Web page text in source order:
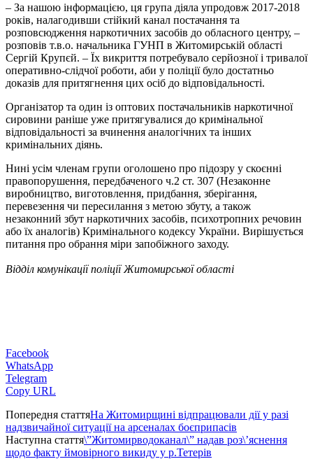
– За нашою інформацією, ця група діяла упродовж 2017-2018
років, налагодивши стійкий канал постачання та
розповсюдження наркотичних засобів до обласного центру, –
розповів т.в.о. начальника ГУНП в Житомирській області
Сергій Крупєй. – Їх викриття потребувало серйозної і тривалої
оперативно-слідчої роботи, аби у поліції було достатньо
доказів для притягнення цих осіб до відповідальності.
Організатор та один із оптових постачальників наркотичної
сировини раніше уже притягувалися до кримінальної
відповідальності за вчинення аналогічних та інших
кримінальних діянь.
Нині усім членам групи оголошено про підозру у скоєнні
правопорушення, передбаченого ч.2 ст. 307 (Незаконне
виробництво, виготовлення, придбання, зберігання,
перевезення чи пересилання з метою збуту, а також
незаконний збут наркотичних засобів, психотропних речовин
або їх аналогів) Кримінального кодексу України. Вирішується
питання про обрання міри запобіжного заходу.
Відділ комунікації поліції Житомирської області
Facebook
WhatsApp
Telegram
Copy URL
Попередня статтяНа Житомирщині відпрацювали дії у разі
надзвичайної ситуації на арсеналах боєприпасів
Наступна стаття\”Житомирводоканал\” надав роз\’яснення
щодо факту ймовірного викиду у р.Тетерів